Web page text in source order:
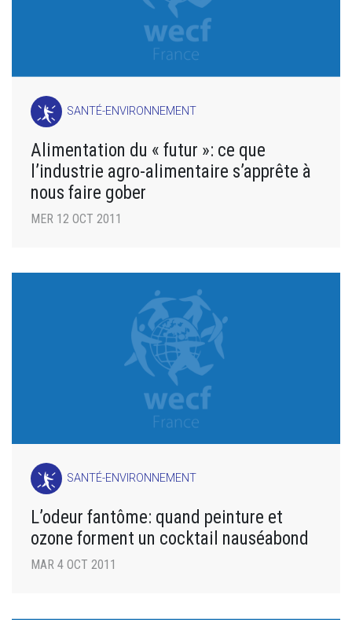
SANTÉ-ENVIRONNEMENT
Alimentation du « futur »: ce que
l’industrie agro-alimentaire s’apprête à
nous faire gober
MER 12 OCT 2011
SANTÉ-ENVIRONNEMENT
L’odeur fantôme: quand peinture et
ozone forment un cocktail nauséabond
MAR 4 OCT 2011